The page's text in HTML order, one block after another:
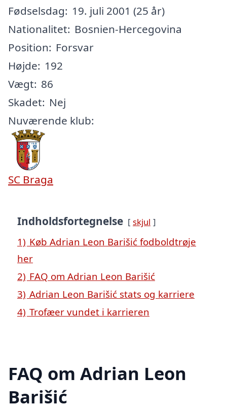
Fødselsdag: 19. juli 2001 (25 år)
Nationalitet: Bosnien-Hercegovina
Position: Forsvar
Højde: 192
Vægt: 86
Skadet: Nej
Nuværende klub:
SC Braga
Indholdsfortegnelse skjul
1) Køb Adrian Leon Barišić fodboldtrøje
her
2) FAQ om Adrian Leon Barišić
3) Adrian Leon Barišić stats og karriere
4) Trofæer vundet i karrieren
FAQ om Adrian Leon
Barišić